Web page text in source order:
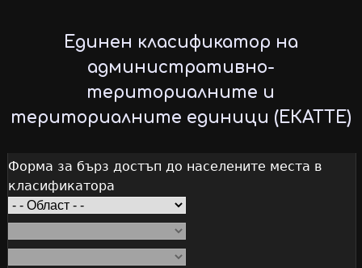
to
main
content
Единен класификатор на
административно-
териториалните и
териториалните единици (ЕКАТТЕ)
Форма за бърз достъп до населените места в
класификатора